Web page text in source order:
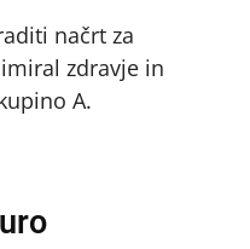
načrt za
zdravje in
A.